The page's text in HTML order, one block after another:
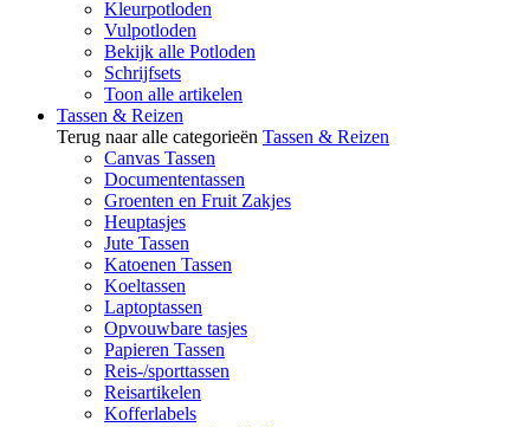
Kleurpotloden
Vulpotloden
Bekijk alle Potloden
Schrijfsets
Toon alle artikelen
Tassen & Reizen
Terug naar alle categorieën Tassen & Reizen
Canvas Tassen
Documententassen
Groenten en Fruit Zakjes
Heuptasjes
Jute Tassen
Katoenen Tassen
Koeltassen
Laptoptassen
Opvouwbare tasjes
Papieren Tassen
Reis-/sporttassen
Reisartikelen
Kofferlabels